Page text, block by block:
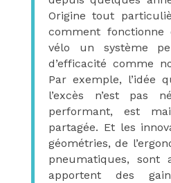
Origine tout
comment
vélo un système
d’efficacité comme
Par exemple, l’idée
l’excès n’est pas
performant, est
partagée. Et les
géométries, de
pneumatiques, sont
apportent des